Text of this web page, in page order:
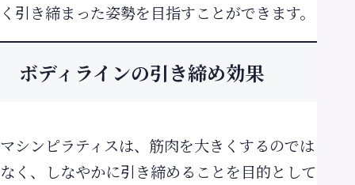
く引き締まった姿勢を目指すことができます。
ボディラインの引き締め効果
マシンピラティスは、筋肉を大きくするのでは
なく、しなやかに引き締めることを目的として